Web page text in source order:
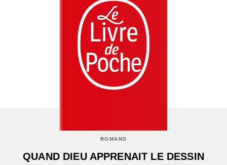
ROMANS
QUAND DIEU APPRENAIT LE DESSIN